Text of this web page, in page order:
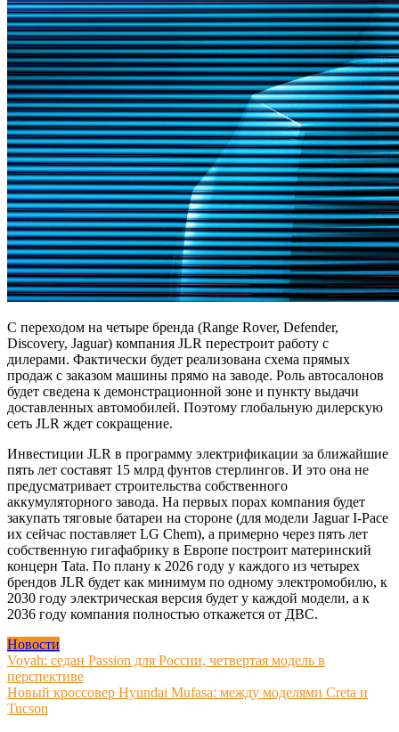
С переходом на четыре бренда (Range Rover, Defender,
Discovery, Jaguar) компания JLR перестроит работу с
дилерами. Фактически будет реализована схема прямых
продаж с заказом машины прямо на заводе. Роль автосалонов
будет сведена к демонстрационной зоне и пункту выдачи
доставленных автомобилей. Поэтому глобальную дилерскую
сеть JLR ждет сокращение.
Инвестиции JLR в программу электрификации за ближайшие
пять лет составят 15 млрд фунтов стерлингов. И это она не
предусматривает строительства собственного
аккумуляторного завода. На первых порах компания будет
закупать тяговые батареи на стороне (для модели Jaguar I-Pace
их сейчас поставляет LG Chem), а примерно через пять лет
собственную гигафабрику в Европе построит материнский
концерн Tata. По плану к 2026 году у каждого из четырех
брендов JLR будет как минимум по одному электромобилю, к
2030 году электрическая версия будет у каждой модели, а к
2036 году компания полностью откажется от ДВС.
Новости
Навигация
по
записям
Voyah: седан Passion для России, четвертая модель в
перспективе
Новый кроссовер Hyundai Mufasa: между моделями Creta и
Tucson